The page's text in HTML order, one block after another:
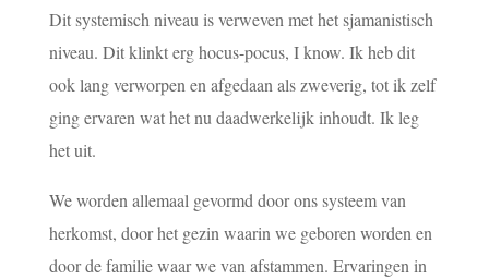
Dit systemisch niveau is verweven met het sjamanistisch
niveau. Dit klinkt erg hocus-pocus, I know. Ik heb dit
ook lang verworpen en afgedaan als zweverig, tot ik zelf
ging ervaren wat het nu daadwerkelijk inhoudt. Ik leg
het uit.
We worden allemaal gevormd door ons systeem van
herkomst, door het gezin waarin we geboren worden en
door de familie waar we van afstammen. Ervaringen in